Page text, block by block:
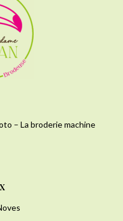
– La broderie machine